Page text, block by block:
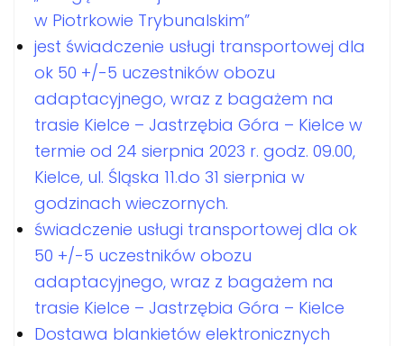
w Piotrkowie Trybunalskim”
jest świadczenie usługi transportowej dla
ok 50 +/-5 uczestników obozu
adaptacyjnego, wraz z bagażem na
trasie Kielce – Jastrzębia Góra – Kielce w
termie od 24 sierpnia 2023 r. godz. 09.00,
Kielce, ul. Śląska 11.do 31 sierpnia w
godzinach wieczornych.
świadczenie usługi transportowej dla ok
50 +/-5 uczestników obozu
adaptacyjnego, wraz z bagażem na
trasie Kielce – Jastrzębia Góra – Kielce
Dostawa blankietów elektronicznych